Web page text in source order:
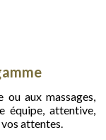
aux massages,
équipe, attentive,
attentes.